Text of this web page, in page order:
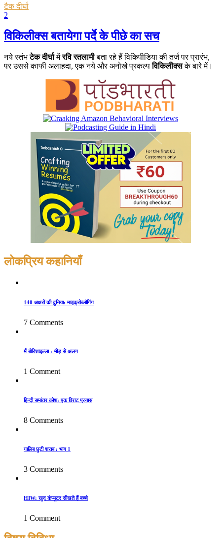
टैक दीर्घा
2
विकिलीक्स बतायेगा पर्दे के पीछे का सच
नये स्तंभटेक दीर्घामेंरवि रतलामीबता रहे हैं विकिपीडिया की तर्ज पर प्रारंभ,
पर उससे काफी अलाहदा, एक नये और अनोखे प्रकल्पविकिलीक्सके बारे में।
लोकप्रिय कहानियाँ
140 अक्षरों की दुनिया: माइक्रोब्लॉगिंग
7 Comments
मैं बोरिशाइल्ला : भीड़ से अलग
1 Comment
हिन्दी समांतर कोश: एक विराट प्रयास
8 Comments
गालिब छुटी शराब : भाग 1
3 Comments
HIW: खुद कंप्यूटर सीखते हैं बच्चे
1 Comment